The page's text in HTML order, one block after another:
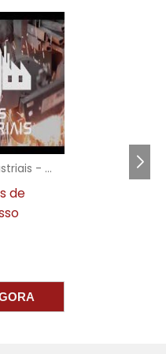
ser utilizados
de demanda,
economize em
sobrecargas na
a capacidade de
Gerador de
um recurso valioso
de mercado,
e shopping
Gerador de
Soluções Industriais - AC
de